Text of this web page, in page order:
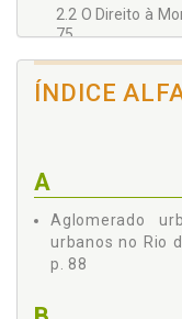
2.2 O Direito à
75
2.3 Direito à
Cidade do Rio de
2.3.1 A
3.1.1 O
normativa
3.1.2 A
sistema
ÍNDICE
A
Aglomerado
urbanos no Rio
p. 88